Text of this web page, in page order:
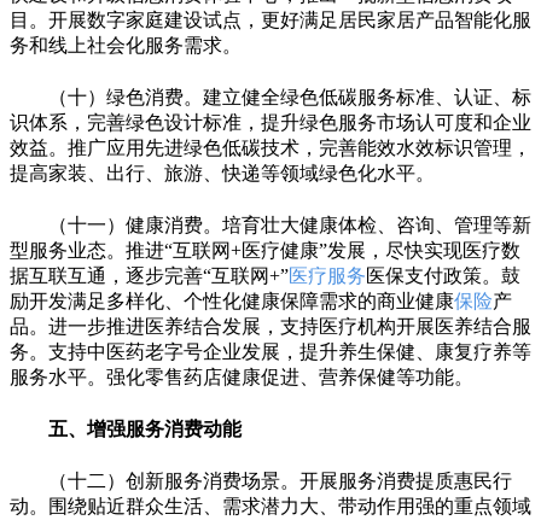
目。开展数字家庭建设试点，更好满足居民家居产品智能化服
务和线上社会化服务需求。
（十）绿色消费。建立健全绿色低碳服务标准、认证、标
识体系，完善绿色设计标准，提升绿色服务市场认可度和企业
效益。推广应用先进绿色低碳技术，完善能效水效标识管理，
提高家装、出行、旅游、快递等领域绿色化水平。
（十一）健康消费。培育壮大健康体检、咨询、管理等新
型服务业态。推进“互联网+医疗健康”发展，尽快实现医疗数
据互联互通，逐步完善“互联网+”医疗服务医保支付政策。鼓
励开发满足多样化、个性化健康保障需求的商业健康保险产
品。进一步推进医养结合发展，支持医疗机构开展医养结合服
务。支持中医药老字号企业发展，提升养生保健、康复疗养等
服务水平。强化零售药店健康促进、营养保健等功能。
五、增强服务消费动能
（十二）创新服务消费场景。开展服务消费提质惠民行
动。围绕贴近群众生活、需求潜力大、带动作用强的重点领域